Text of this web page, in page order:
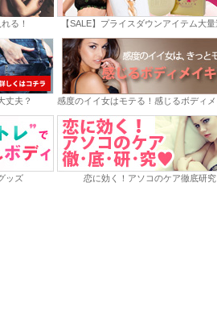
る！ 【SALE】プライスダウンアイテム大
丈夫？ 感度のイイ女はモテる！感じるボディ
ッズ 恋に効く！アソコのケア徹底研究